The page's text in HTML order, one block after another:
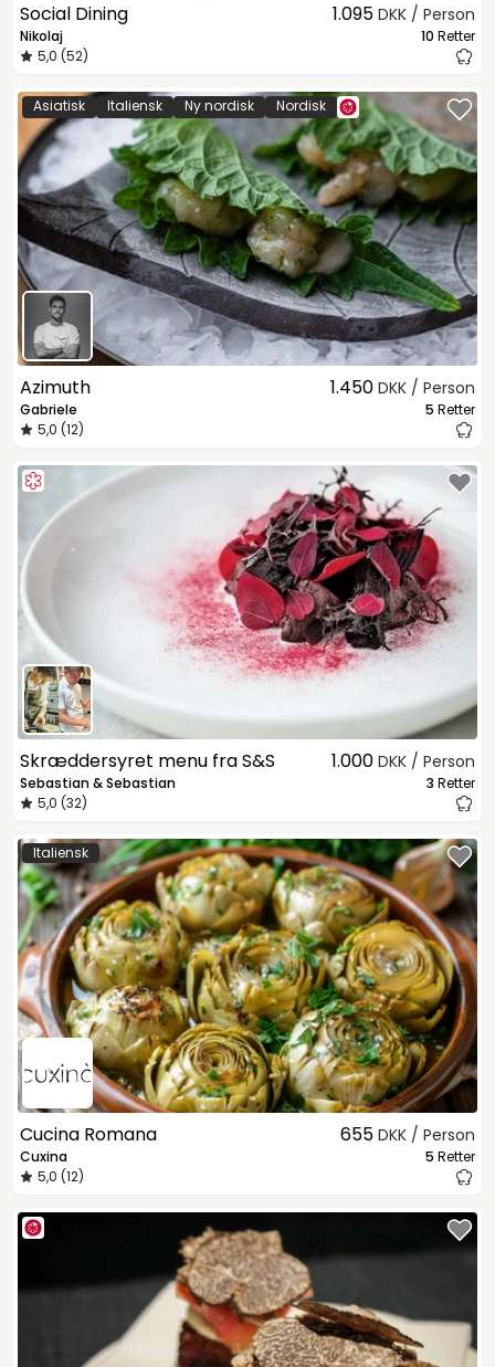
Social Dining
Nikolaj
5,0 (52)
1.095 DKK / Person
10 Retter
Asiatisk Italiensk Ny nordisk Nordisk
Azimuth
Gabriele
5,0 (12)
1.450 DKK / Person
5 Retter
Skræddersyret menu fra S&S
Sebastian & Sebastian
5,0 (32)
1.000 DKK / Person
3 Retter
Italiensk
Cucina Romana
Cuxina
5,0 (12)
655 DKK / Person
5 Retter